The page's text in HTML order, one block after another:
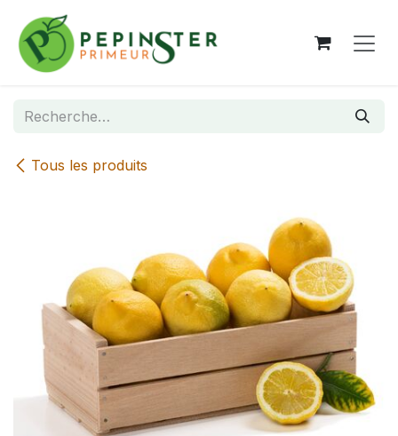
Se rendre au contenu
Tous les produits